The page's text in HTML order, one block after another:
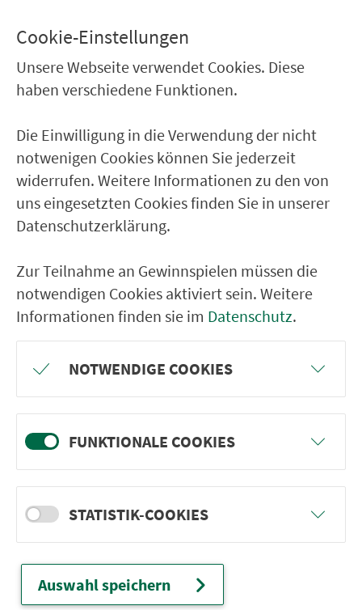
Poppberg Kirche
Wolfertsfeld
Eckeltshof
Fürnried Dorfplatz
Fürnried West
Tannlohe
Hartmannshof Bahnhof
Weigendorf Sparkasse
Högen Ortsmitte
Tannlohe
Fürnried Dorfplatz
Troßalter
Wolfertsfeld
Riedelhof (Birgland) Gasth.
Cookie-Einstellungen
Unsere Webseite verwendet Cookies. Diese
haben verschiedene Funktionen.
Die Einwilligung in die Verwendung der nicht
notwenigen Cookies können Sie jederzeit
widerrufen. Weitere Informationen zu den von
uns eingesetzten Cookies finden Sie in unserer
Datenschutzerklärung.
Zur Teilnahme an Gewinnspielen müssen die
notwendigen Cookies aktiviert sein. Weitere
Informationen finden sie im Datenschutz.
NOTWENDIGE COOKIES
FUNKTIONALE COOKIES
STATISTIK-COOKIES
Auswahl speichern